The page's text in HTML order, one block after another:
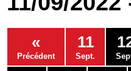
Economie
Services
Contacts
«
Précédent
11
Sept.